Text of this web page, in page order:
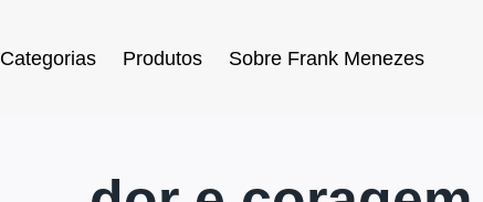
Categorias Produtos Sobre Frank Menezes